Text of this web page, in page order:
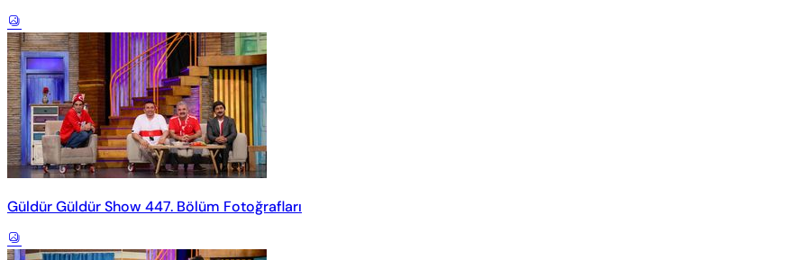
Güldür Güldür Show 447. Bölüm Fotoğrafları